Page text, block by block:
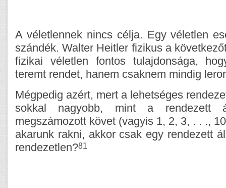
A véletlennek nincs célja. Egy véletlen
szándék. Walter Heitler fizikus a
fizikai véletlen fontos tulajdonsága,
teremt rendet, hanem csaknem mindig
Mégpedig azért, mert a lehetséges
sokkal nagyobb, mint a rendezett
megszámozott követ (vagyis 1, 2, 3, . . .,
akarunk rakni, akkor csak egy rendezett
rendezetlen?81